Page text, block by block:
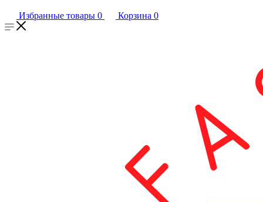
Избранные товары 0 Корзина 0